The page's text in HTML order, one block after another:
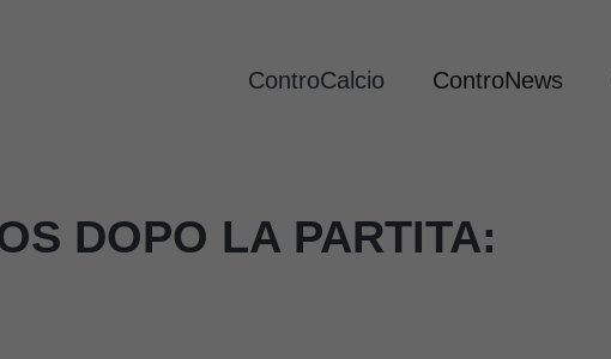
ControCalcio ControNews
DOPO LA PARTITA: